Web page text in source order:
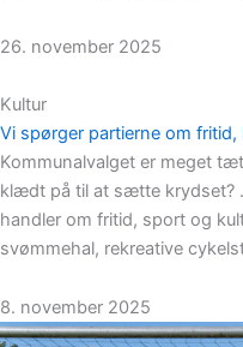
26. november 2025
Kultur
Vi spørger partierne om
Kommunalvalget er meget
klædt på til at sætte krydset?
handler om fritid, sport og
svømmehal, rekreative
8. november 2025